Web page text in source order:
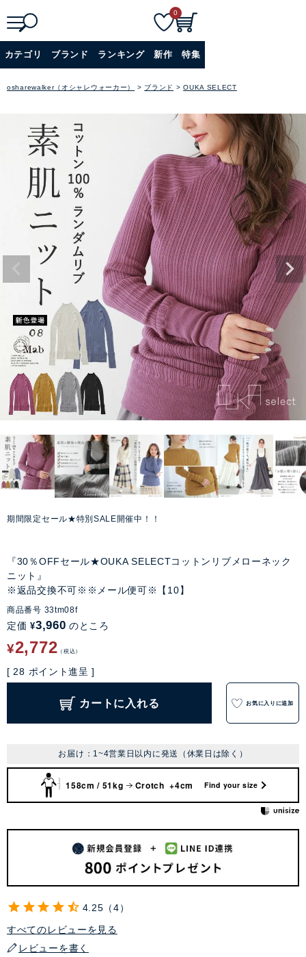
詳細検索
0
カテゴリ ブランド ランキング 新作 特集
osharewalker（オシャレウォーカー） ブランド OUKA SELECT
期間限定セール★特別SALE開催中！！
『30％OFFセール★OUKA SELECTコットンリブメローネック
ニット』
※返品交換不可※※メール便可※【10】
商品番号 33tm08f
定価 ¥3,960 のところ
¥2,772 税込
[ 28 ポイント進呈 ]
カートに入れる お気に入りに追加
お届け：1~4営業日以内に発送（休業日は除く）
158cm / 51kg Crotch +4cm Find your size
4.25
4
すべてのレビューを見る
レビューを書く